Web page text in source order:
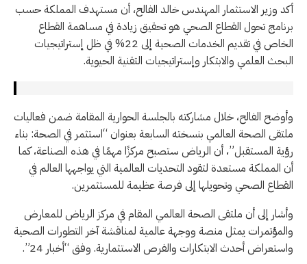
أكد وزير الاستثمار المهندس خالد الفالح، أن مستهدف المملكة حسب
برنامج تحول القطاع الصحي هو تحقيق زيادة في مساهمة القطاع
الخاص في تقديم الخدمات الصحية إلى 22% في ظل إستراتيجيات
البحث العلمي والابتكار وإستراتيجيات التقنية الحيوية.
وأوضح الفالح، خلال مشاركته بالجلسة الحوارية المقامة ضمن فعاليات
ملتقى الصحة العالمي بنسخته السابعة بعنوان “استثمر في الصحة: بناء
رؤية المستقبل”، أن الرياض ستصبح مركزًا مهمًا في هذه الصناعة، كما
أن المملكة مستعدة لتقود التحديات العالمية التي يواجهها العالم في
القطاع الصحي وتحويلها إلى فرصة عظيمة للمستثمرين.
وأشار إلى أن ملتقى الصحة العالمي المقام في مركز الرياض للمعارض
والمؤتمرات يمثل منصة ووجهة عالمية لمناقشة آخر التطورات الصحية
واستعراض أحدث الابتكارات والفرص الاستثمارية. وفق “أخبار 24”.